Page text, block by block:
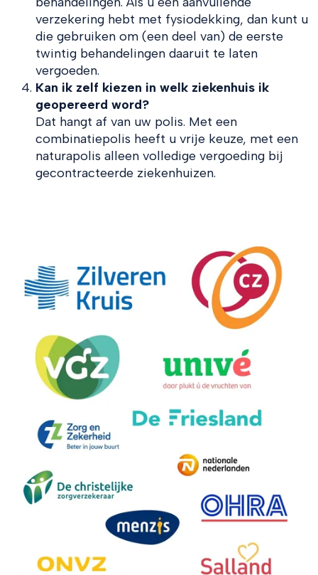
verzekering hebt met fysiodekking, dan kunt u
die gebruiken om (een deel van) de eerste
twintig behandelingen daaruit te laten
vergoeden.
Kan ik zelf kiezen in welk ziekenhuis ik
geopereerd word?
Dat hangt af van uw polis. Met een
combinatiepolis heeft u vrije keuze, met een
naturapolis alleen volledige vergoeding bij
gecontracteerde ziekenhuizen.